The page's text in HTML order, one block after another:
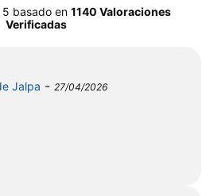
5 basado en 1140 Valoraciones
Verificadas
Jalpa - 27/04/2026